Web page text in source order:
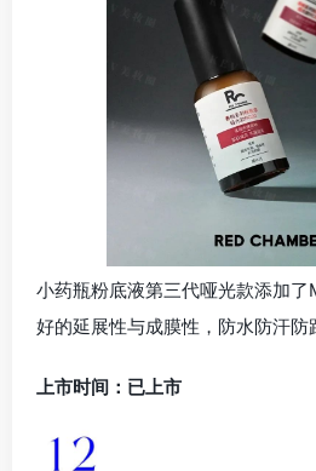
小药瓶粉底液第三代哑光款添加了
好的延展性与成膜性，防水防汗防
上市时间：已上市